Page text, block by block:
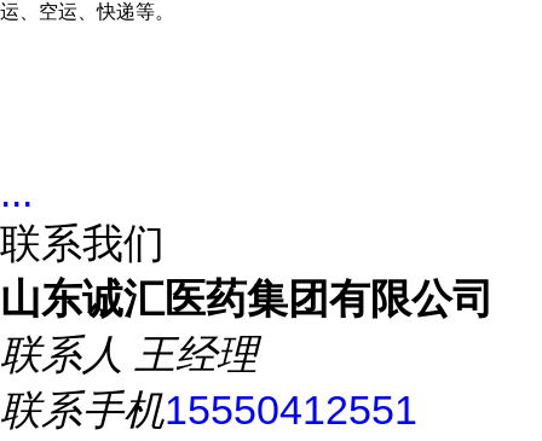
运、空运、快递等。
...
联系我们
山东诚汇医药集团有限公司
联系人 王经理
联系手机15550412551